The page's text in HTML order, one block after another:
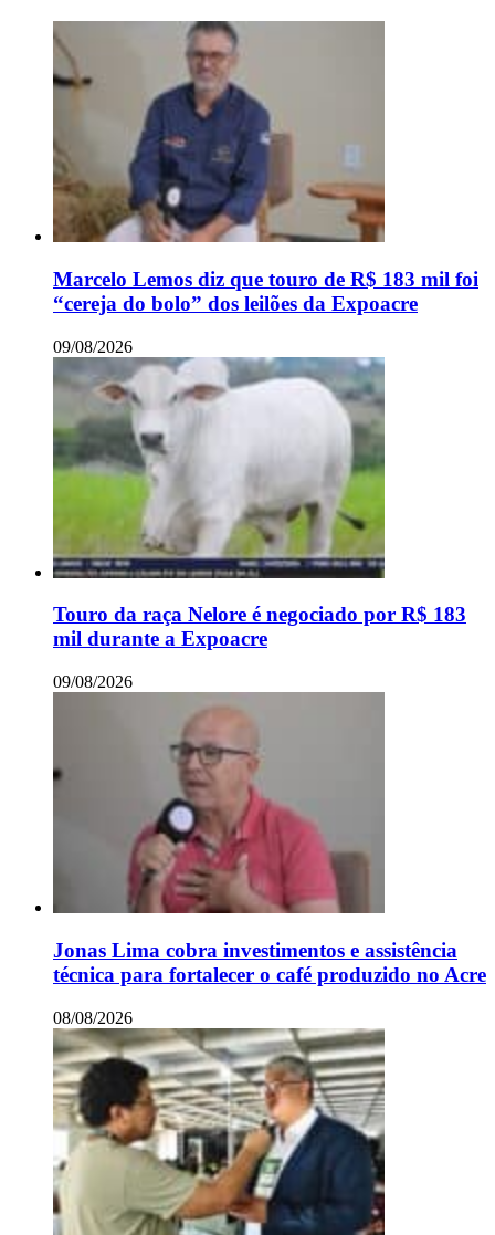
Marcelo Lemos diz que touro de R$ 183 mil foi
“cereja do bolo” dos leilões da Expoacre
09/08/2026
Touro da raça Nelore é negociado por R$ 183
mil durante a Expoacre
09/08/2026
Jonas Lima cobra investimentos e assistência
técnica para fortalecer o café produzido no Acre
08/08/2026